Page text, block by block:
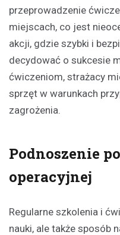
przeprowadzenie
miejscach, co jest
akcji, gdzie szybki i
decydować o sukcesie
ćwiczeniom, strażacy
sprzęt w warunkach
zagrożenia.
Podnoszenie
operacyjnej
Regularne szkolenia i
nauki, ale także sposób